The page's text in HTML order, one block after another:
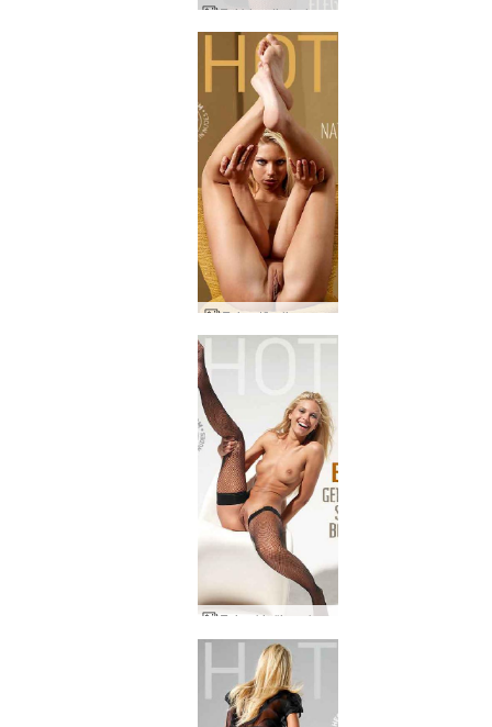
Evi blondinė elegancija
Evi natūrali nuoga
Evi vokiečių seksbomba